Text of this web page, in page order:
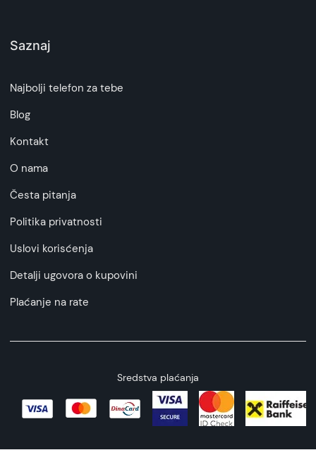
Saznaj
Najbolji telefon za tebe
Blog
Kontakt
O nama
Česta pitanja
Politika privatnosti
Uslovi korisćenja
Detalji ugovora o kupovini
Plaćanje na rate
Sredstva plaćanja